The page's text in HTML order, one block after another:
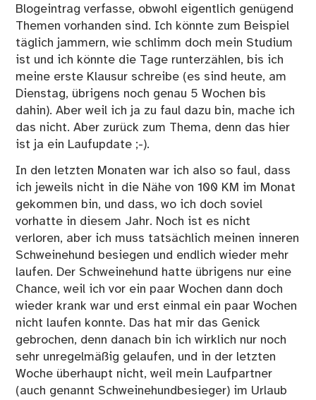
Blogeintrag verfasse, obwohl eigentlich genügend
Themen vorhanden sind. Ich könnte zum Beispiel
täglich jammern, wie schlimm doch mein Studium
ist und ich könnte die Tage runterzählen, bis ich
meine erste Klausur schreibe (es sind heute, am
Dienstag, übrigens noch genau 5 Wochen bis
dahin). Aber weil ich ja zu faul dazu bin, mache ich
das nicht. Aber zurück zum Thema, denn das hier
ist ja ein Laufupdate ;-).
In den letzten Monaten war ich also so faul, dass
ich jeweils nicht in die Nähe von 100 KM im Monat
gekommen bin, und dass, wo ich doch soviel
vorhatte in diesem Jahr. Noch ist es nicht
verloren, aber ich muss tatsächlich meinen inneren
Schweinehund besiegen und endlich wieder mehr
laufen. Der Schweinehund hatte übrigens nur eine
Chance, weil ich vor ein paar Wochen dann doch
wieder krank war und erst einmal ein paar Wochen
nicht laufen konnte. Das hat mir das Genick
gebrochen, denn danach bin ich wirklich nur noch
sehr unregelmäßig gelaufen, und in der letzten
Woche überhaupt nicht, weil mein Laufpartner
(auch genannt Schweinehundbesieger) im Urlaub